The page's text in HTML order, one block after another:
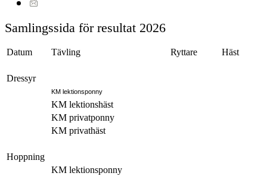
Samlingssida för resultat 2026
Datum Tävling Ryttare Häst
Dressyr
KM lektionsponny
KM lektionshäst
KM privatponny
KM privathäst
Hoppning
KM lektionsponny